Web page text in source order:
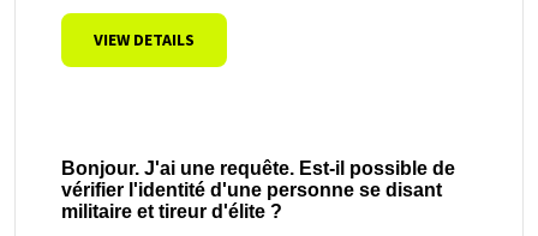
VIEW DETAILS
Bonjour. J'ai une requête. Est-il possible de
vérifier l'identité d'une personne se disant
militaire et tireur d'élite ?